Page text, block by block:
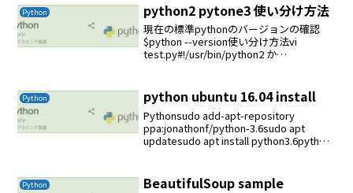
Python python2 pytone3 使い分け方法
現在の標準pythonのバージョンの確認
$python --version使い分け方法vi
test.py#!/usr/bin/python2 か
Python python ubuntu 16.04 install
Pythonsudo add-apt-repository
ppa:jonathonf/python-3.6sudo apt
updatesudo apt install python3.6python
Python BeautifulSoup sample